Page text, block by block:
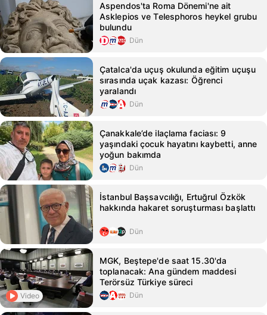
Aspendos'ta Roma Dönemi'ne ait
Asklepios ve Telesphoros heykel grubu
bulundu
Dün
Çatalca'da uçuş okulunda eğitim uçuşu
sırasında uçak kazası: Öğrenci
yaralandı
Dün
Çanakkale’de ilaçlama faciası: 9
yaşındaki çocuk hayatını kaybetti, anne
yoğun bakımda
Dün
İstanbul Başsavcılığı, Ertuğrul Özkök
hakkında hakaret soruşturması başlattı
Dün
Video
MGK, Beştepe'de saat 15.30'da
toplanacak: Ana gündem maddesi
Terörsüz Türkiye süreci
Dün